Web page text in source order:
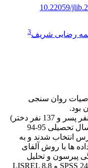
10.22059/
رضایی شریف3
روان سنجی
بود.
روش: بدین منظور 262 نفر دانشجو (125 نفر پسر و 137 نفر دختر)
از دانشجویان دانشگاه های اردبیل که در سال تحصیلی 95-94
انتخاب شدند و به
ها با روش آلفای
پیرسون و تحلیل
عاملی تاییدی با استفاده از نرم افزارهای SPSS 24 و LISREL 8.8